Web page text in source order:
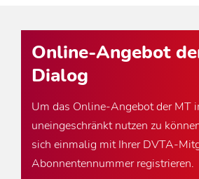
Online-Angebot
Dialog
Um das Online-Angebot der MT
uneingeschränkt nutzen zu
sich einmalig mit Ihrer DVTA-
Abonnentennummer registrieren.